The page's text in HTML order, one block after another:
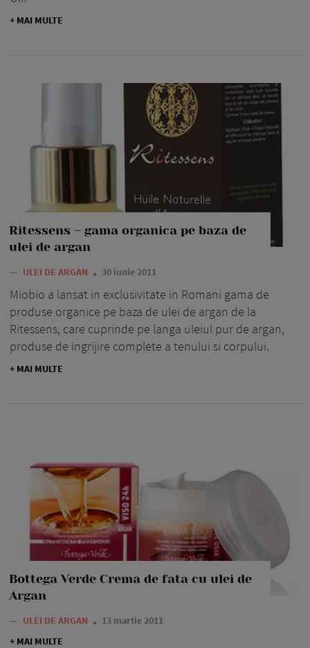
+ MAI MULTE
Ritessens – gama organica pe baza de
ulei de argan
— ULEI DE ARGAN 30 iunie 2011
Miobio a lansat in exclusivitate in Romani gama de
produse organice pe baza de ulei de argan de la
Ritessens, care cuprinde pe langa uleiul pur de argan,
produse de ingrijire complete a tenului si corpului.
+ MAI MULTE
Bottega Verde Crema de fata cu ulei de
Argan
— ULEI DE ARGAN
13 martie 2011
+ MAI MULTE